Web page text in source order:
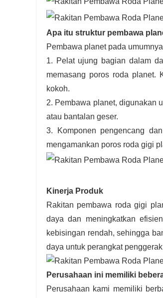
Apa itu struktur pembawa
Pembawa planet pada
1. Pelat ujung bagian dalam
memasang poros roda planet.
kokoh.
2. Pembawa planet, digunakan
atau bantalan geser.
3. Komponen pengencang
mengamankan poros roda gigi
Kinerja Produk
Rakitan pembawa roda gigi
daya dan meningkatkan
kebisingan rendah, sehingga
daya untuk perangkat
Perusahaan ini memiliki
Perusahaan kami memiliki